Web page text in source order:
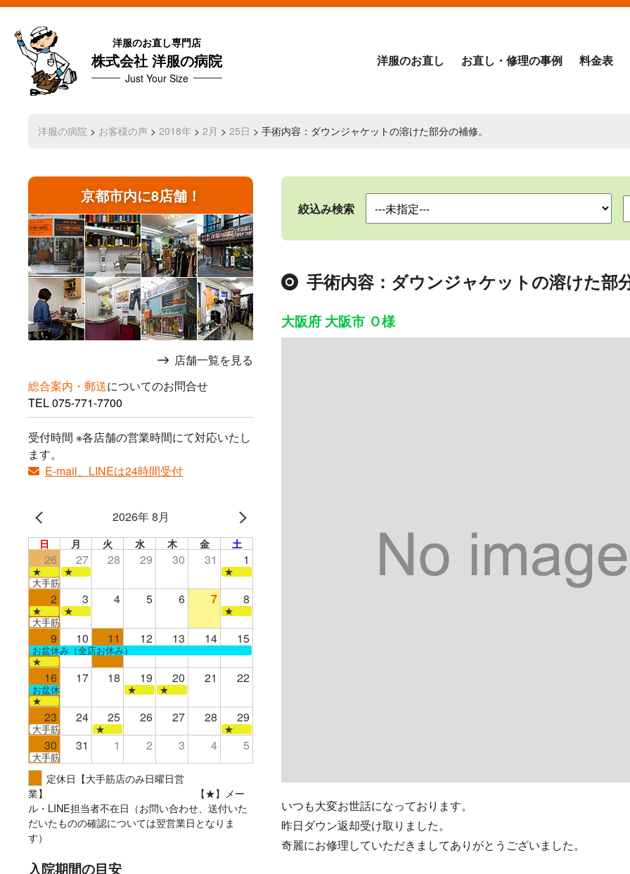
洋服のお直し専門店
株式会社 洋服の病院
Just Your Size
洋服のお直し お直し・修理の事例 料金表
洋服の病院 > お客様の声 > 2018年 > 2月 > 25日 > 手術内容：ダウンジャケットの溶けた部分の補修。
京都市内に8店舗！
店舗一覧を見る
総合案内・郵送についてのお問合せ
TEL075-771-7700
受付時間 ※各店舗の営業時間にて対応いたし
ます。
E-mail、LINEは24時間受付
2026年 8月
日 月 火 水 木 金 土
26 27 28 29 30 31 1
★ ★
★
大手筋店のみ営業
2 3 4 5 6 7 8
★ ★
★
大手筋
9 10 11 12 13 14 15
お盆休み（全店お休み）
★
16 17 18 19 20 21 22
お盆休み（全店お休み）★
★
★
23 24 25 26 27 28 29
大手筋 ★ ★
30 31 1 2 3 4 5
大手筋
定休日【大手筋店のみ日曜日営
業】 【★】メー
ル・LINE担当者不在日（お問い合わせ、送付いた
だいたものの確認については翌営業日となりま
す）
入院期間の目安
絞込み検索
手術内容：ダウンジャケットの溶けた部
大阪府 大阪市 Ｏ様
いつも大変お世話になっております。
昨日ダウン返却受け取りました。
奇麗にお修理していただきましてありがとうございました。